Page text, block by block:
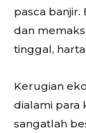
pasca
dan
tinggal,
Kerugian
dialami para
sangatlah